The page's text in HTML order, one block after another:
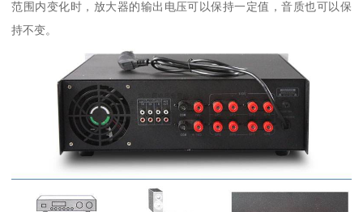
范围内变化时，放大器的输出电压可以保持一定值，音质也可以保
持不变。